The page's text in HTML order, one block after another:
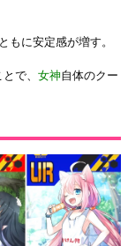
もに安定感が増す。
で、 女神自体のクー